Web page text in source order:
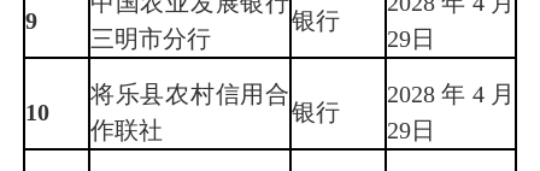
9
三明市分行
银行
29日
10
将乐县农村信用合
作联社
银行
2028年4月
29日